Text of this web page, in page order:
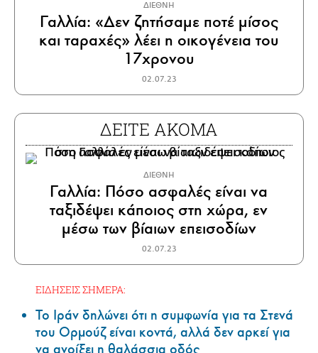
ΔΙΕΘΝΗ
Γαλλία: «Δεν ζητήσαμε ποτέ μίσος
και ταραχές» λέει η οικογένεια του
17χρονου
02.07.23
ΔΕΙΤΕ ΑΚΟΜΑ
ΔΙΕΘΝΗ
Γαλλία: Πόσο ασφαλές είναι να
ταξιδέψει κάποιος στη χώρα, εν
μέσω των βίαιων επεισοδίων
02.07.23
ΕΙΔΗΣΕΙΣ ΣΗΜΕΡΑ:
Το Ιράν δηλώνει ότι η συμφωνία για τα Στενά
του Ορμούζ είναι κοντά, αλλά δεν αρκεί για
να ανοίξει η θαλάσσια οδός